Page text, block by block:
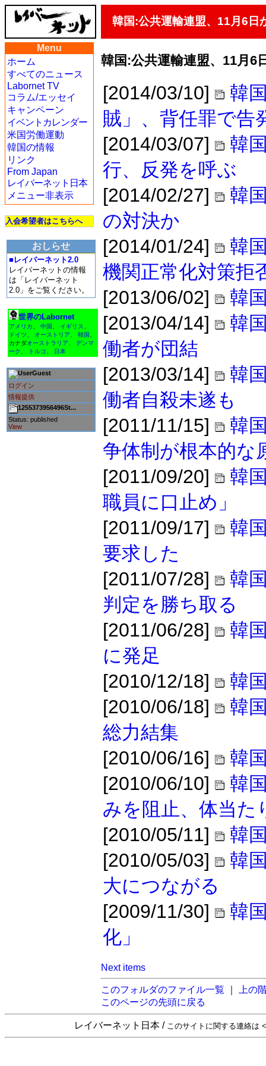
韓国:公共運輸連盟、11月6日
Menu
ホーム
すべてのニュース
Labornet TV
コラム/エッセイ
キャンペーン
イベントカレンダー
米国労働運動
韓国の情報
リンク
From Japan
レイバーネット日本
メニュー非表示
入会希望者はこちらへ
おしらせ
■レイバーネット2.0
レイバーネットの情報
は「レイバーネット
2.0」をご覧ください。
世界のLabornet
アメリカ 中国 イギリス
ドイツ
オーストリア 韓国
カナダオーストラリア
デンマ
ーク
トルコ 日本
Guest
ログイン
情報提供
1255373956496St...
Status: published
View
韓国:公共運輸連盟、11月6
[2014/03/10]
韓
賊」、背任罪で告
[2014/03/07]
韓
行、反発を呼ぶ
[2014/02/27]
韓
の対決か
[2014/01/24]
韓
機関正常化対策拒
[2013/06/02]
韓
[2013/04/14]
韓
働者が団結
[2013/03/14]
韓
働者自殺未遂も
[2011/11/15]
韓
争体制が根本的な
[2011/09/20]
韓
職員に口止め」
[2011/09/17]
韓
要求した
[2011/07/28]
韓
判定を勝ち取る
[2011/06/28]
韓
に発足
[2010/12/18]
韓
[2010/06/18]
韓
総力結集
[2010/06/16]
韓
[2010/06/10]
韓
みを阻止、体当た
[2010/05/11]
韓
[2010/05/03]
韓
大につながる
[2009/11/30]
韓
化」
Next items
このフォルダのファイル一覧
上の
このページの先頭に戻る
レイバーネット日本 / このサイトに関する連絡は